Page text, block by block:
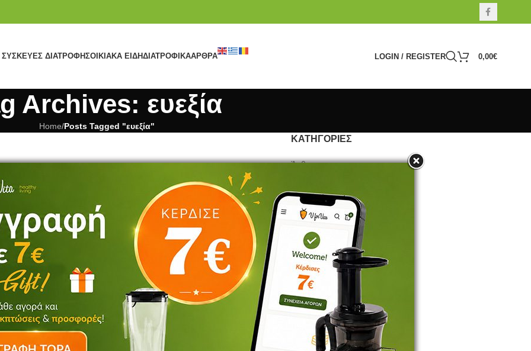
ΣΥΣΚΕΥΈΣ ΔΙΑΤΡΟΦΉΣΟΙΚΙΑΚΆ ΕΊΔΗΔΙΑΤΡΟΦΙΚΆΆΡΘΡΑ LOGIN / REGISTER 0,00€
Archives: ευεξία
Home/Posts Tagged "ευεξία"
ΚΑΤΗΓΟΡΊΕΣ
Άρθρα
Προτείνουμε
Συνταγές
Τροφή
Φύτρα / Βλαστάρια